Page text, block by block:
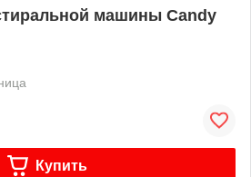
машины Candy
Купить